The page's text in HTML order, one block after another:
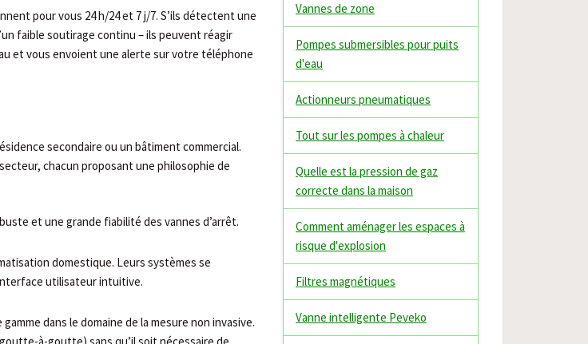
pour vous 24 h/24 et 7 j/7. S’ils détectent une
faible soutirage continu – ils peuvent réagir
et vous envoient une alerte sur votre téléphone
secondaire ou un bâtiment commercial.
chacun proposant une philosophie de
et une grande fiabilité des vannes d’arrêt.
domestique. Leurs systèmes se
utilisateur intuitive.
dans le domaine de la mesure non invasive.
Vannes de zone
Pompes submersibles pour puits
d'eau
Actionneurs pneumatiques
Tout sur les pompes à chaleur
Quelle est la pression de gaz
correcte dans la maison
Comment aménager les espaces à
risque d'explosion
Filtres magnétiques
Vanne intelligente Peveko